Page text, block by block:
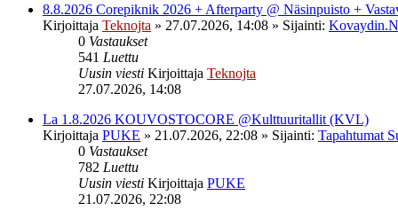
8.8.2026 Corepiknik 2026 + Afterparty @ Näsinpuisto +
Kirjoittaja Teknojta » 27.07.2026, 14:08 » Sijainti:
0 Vastaukset
541 Luettu
Uusin viesti Kirjoittaja Teknojta
27.07.2026, 14:08
La 1.8.2026 KOUVOSTOCORE @Kulttuuritallit (KVL)
Kirjoittaja PUKE » 21.07.2026, 22:08 » Sijainti: Tapahtumat
0 Vastaukset
782 Luettu
Uusin viesti Kirjoittaja PUKE
21.07.2026, 22:08